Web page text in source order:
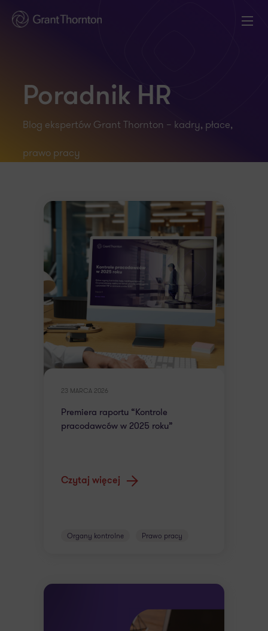
Poradnik HR
Blog ekspertów Grant Thornton – kadry, płace,
prawo pracy
23 MARCA 2026
Premiera raportu “Kontrole
pracodawców w 2025 roku”
Czytaj więcej
Organy kontrolne Prawo pracy